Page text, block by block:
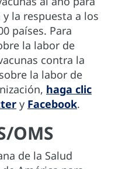
la respuesta a los
países. Para
la labor de
contra la
la labor de
haga clic
y Facebook.
OMS
de la Salud